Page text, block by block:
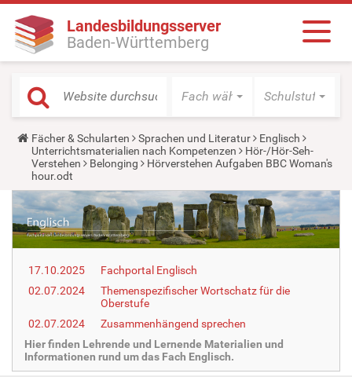
Landesbildungsserver
Baden-Württemberg
Fach wählen Schulstufe
Y
o
u
a
r
h
e
r
e
Fächer & Schularten Sprachen und Literatur
Englisch
Unterrichtsmaterialien nach Kompetenzen
Hör-/Hör-Seh-
Verstehen
Belonging
Hörverstehen Aufgaben BBC Woman's
hour.odt
17.10.2025
Fachportal Englisch
02.07.2024
Themenspezifischer Wortschatz für die
Oberstufe
02.07.2024
Zusammenhängend sprechen
Hier finden Lehrende und Lernende Materialien und
Informationen rund um das Fach Englisch.